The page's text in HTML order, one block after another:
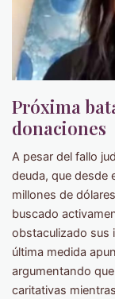
Próxima
donaciones
A pesar del fallo
deuda, que desde
millones de
buscado
obstaculizado sus
última medida
argumentando
caritativas